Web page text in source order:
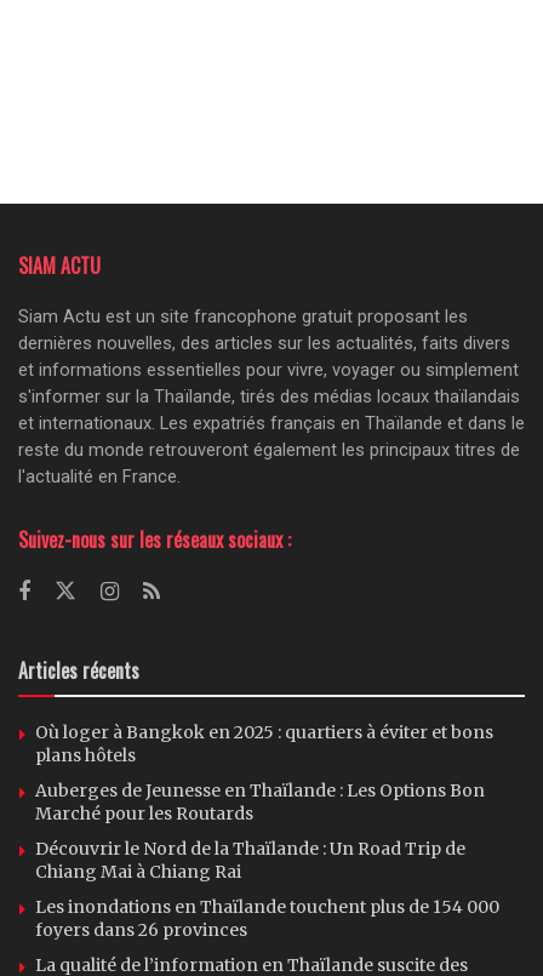
SIAM ACTU
Siam Actu est un site francophone gratuit proposant les
dernières nouvelles, des articles sur les actualités, faits divers
et informations essentielles pour vivre, voyager ou simplement
s'informer sur la Thaïlande, tirés des médias locaux thaïlandais
et internationaux. Les expatriés français en Thaïlande et dans le
reste du monde retrouveront également les principaux titres de
l'actualité en France.
Suivez-nous sur les réseaux sociaux :
Articles récents
Où loger à Bangkok en 2025 : quartiers à éviter et bons
plans hôtels
Auberges de Jeunesse en Thaïlande : Les Options Bon
Marché pour les Routards
Découvrir le Nord de la Thaïlande : Un Road Trip de
Chiang Mai à Chiang Rai
Les inondations en Thaïlande touchent plus de 154 000
foyers dans 26 provinces
La qualité de l’information en Thaïlande suscite des